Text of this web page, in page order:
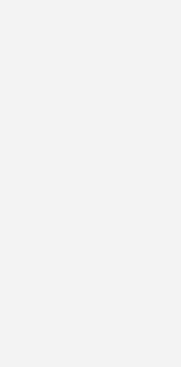
niedriger Preise – und
wieder abgeben.
auch einen
leisten.
konsultiert.
erwünscht.